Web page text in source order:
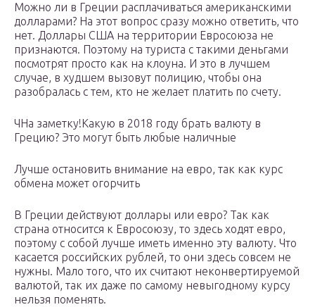
Можно ли в Греции расплачиваться американскими
долларами? На этот вопрос сразу можно ответить, что
нет. Доллары США на территории Евросоюза не
признаются. Поэтому на туриста с такими деньгами
посмотрят просто как на клоуна. И это в лучшем
случае, в худшем вызовут полицию, чтобы она
разобралась с тем, кто не желает платить по счету.
ЧНа заметку!Какую в 2018 году брать валюту в
Грецию? Это могут быть любые наличные
Лучше остановить внимание на евро, так как курс
обмена может огорчить
В Греции действуют доллары или евро? Так как
страна относится к Евросоюзу, то здесь ходят евро,
поэтому с собой лучше иметь именно эту валюту. Что
касается российских рублей, то они здесь совсем не
нужны. Мало того, что их считают неконвертируемой
валютой, так их даже по самому невыгодному курсу
нельзя поменять.